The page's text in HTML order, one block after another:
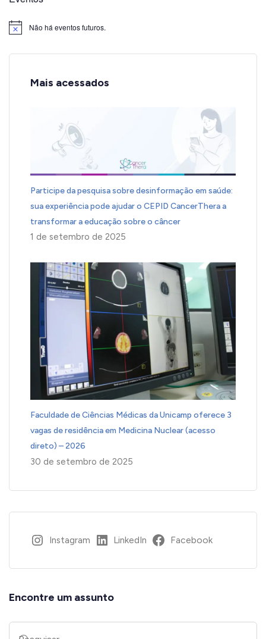
Notice Não há eventos futuros.
Mais acessados
Participe da pesquisa sobre desinformação em saúde:
sua experiência pode ajudar o CEPID CancerThera a
transformar a educação sobre o câncer
1 de setembro de 2025
Faculdade de Ciências Médicas da Unicamp oferece 3
vagas de residência em Medicina Nuclear (acesso
direto) – 2026
30 de setembro de 2025
Instagram LinkedIn Facebook
Encontre um assunto